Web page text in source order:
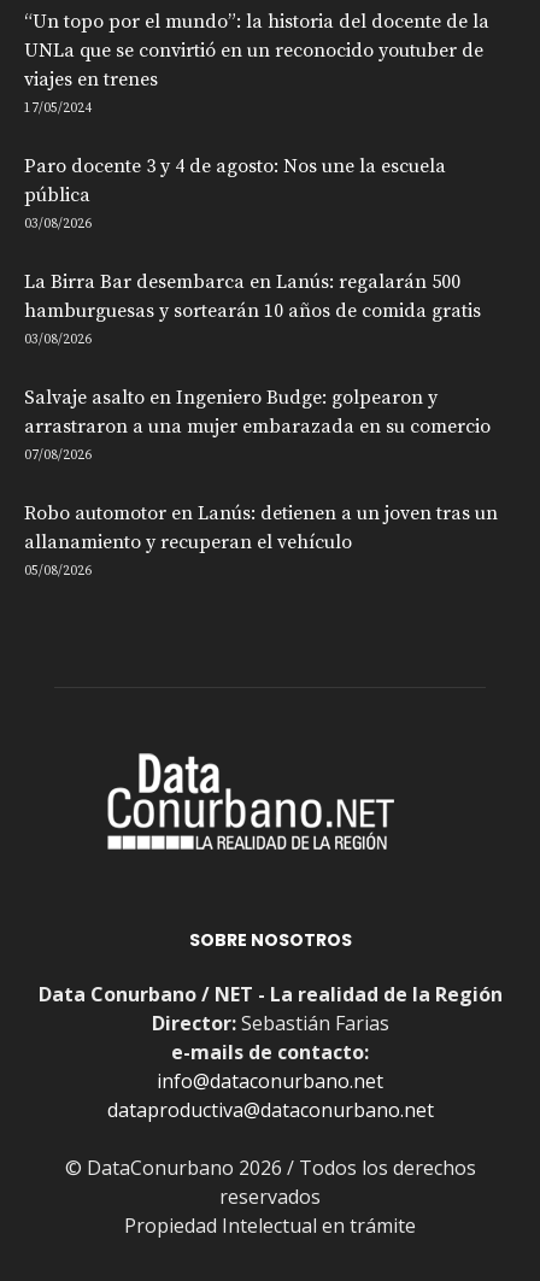
“Un topo por el mundo”: la historia del docente de la
UNLa que se convirtió en un reconocido youtuber de
viajes en trenes
17/05/2024
Paro docente 3 y 4 de agosto: Nos une la escuela
pública
03/08/2026
La Birra Bar desembarca en Lanús: regalarán 500
hamburguesas y sortearán 10 años de comida gratis
03/08/2026
Salvaje asalto en Ingeniero Budge: golpearon y
arrastraron a una mujer embarazada en su comercio
07/08/2026
Robo automotor en Lanús: detienen a un joven tras un
allanamiento y recuperan el vehículo
05/08/2026
SOBRE NOSOTROS
Data Conurbano / NET - La realidad de la Región
Director:Sebastián Farias
e-mails de contacto:
info@dataconurbano.net
dataproductiva@dataconurbano.net
© DataConurbano 2026 / Todos los derechos
reservados
Propiedad Intelectual en trámite